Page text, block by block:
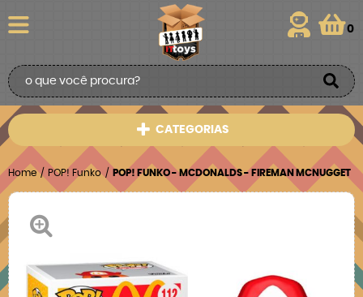
0
CATEGORIAS
Home POP! Funko POP! FUNKO - MCDONALDS - FIREMAN MCNUGGET